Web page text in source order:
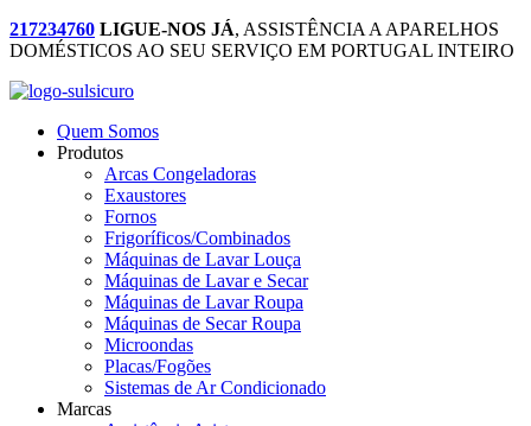
217234760 LIGUE-NOS JÁ, ASSISTÊNCIA A APARELHOS
DOMÉSTICOS AO SEU SERVIÇO EM PORTUGAL INTEIRO
Quem Somos
Produtos
Arcas Congeladoras
Exaustores
Fornos
Frigoríficos/Combinados
Máquinas de Lavar Louça
Máquinas de Lavar e Secar
Máquinas de Lavar Roupa
Máquinas de Secar Roupa
Microondas
Placas/Fogões
Sistemas de Ar Condicionado
Marcas